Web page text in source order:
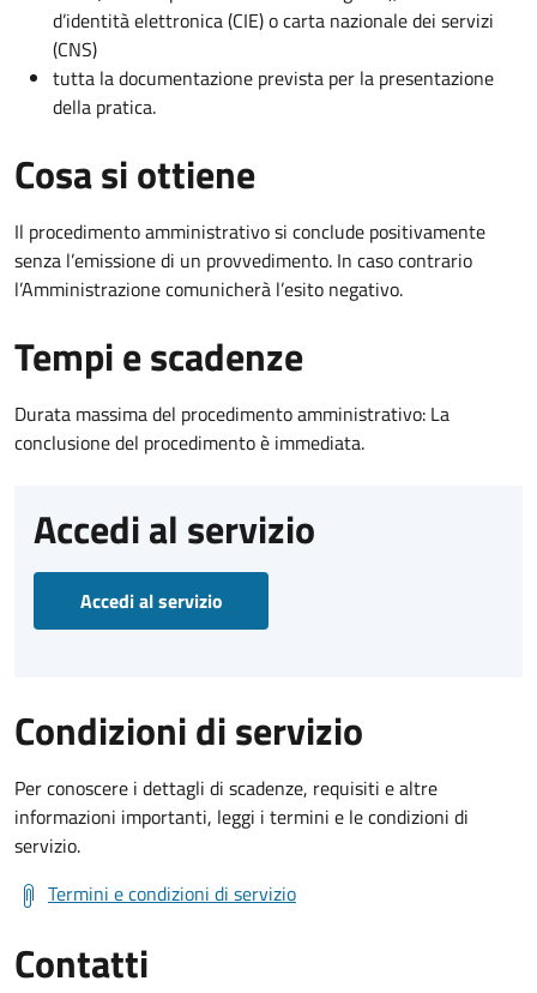
d’identità elettronica (CIE) o carta nazionale dei servizi
(CNS)
tutta la documentazione prevista per la presentazione
della pratica.
Cosa si ottiene
Il procedimento amministrativo si conclude positivamente
senza l’emissione di un provvedimento. In caso contrario
l’Amministrazione comunicherà l’esito negativo.
Tempi e scadenze
Durata massima del procedimento amministrativo: La
conclusione del procedimento è immediata.
Accedi al servizio
Accedi al servizio
Condizioni di servizio
Per conoscere i dettagli di scadenze, requisiti e altre
informazioni importanti, leggi i termini e le condizioni di
servizio.
Termini e condizioni di servizio
Contatti